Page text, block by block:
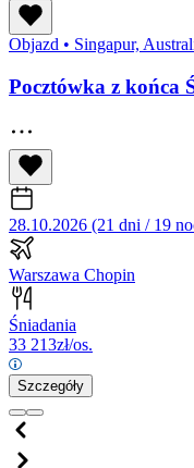
Objazd • Singapur,
Pocztówka z końca
28.10.2026 (21 dni / 19
Warszawa Chopin
Śniadania
33 213zł/os.
Szczegóły